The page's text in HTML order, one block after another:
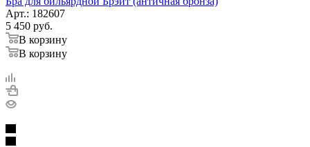
Арт.: 182607
5 450 руб.
В корзину
В корзину